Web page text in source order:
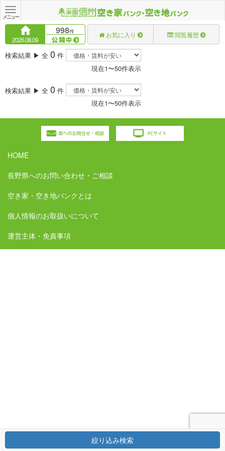
Toggle
navigation
メニュー
2026.08.09
998件 お気に入り 閲覧履歴
検索結果 ▶ 全 0 件
現在1〜50件表示
検索結果 ▶ 全 0 件
現在1〜50件表示
絞り込み検索
HOME
長野県へのお問い合わせ・ご相談
空き家・空き地バンクとは
個人情報のお取扱いについて
運営主体・免責事項